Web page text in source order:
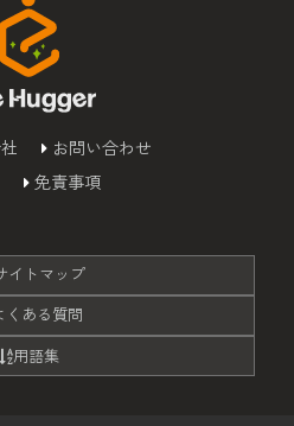
お問い合わせ
免責事項
イトマップ
くある質問
用語集